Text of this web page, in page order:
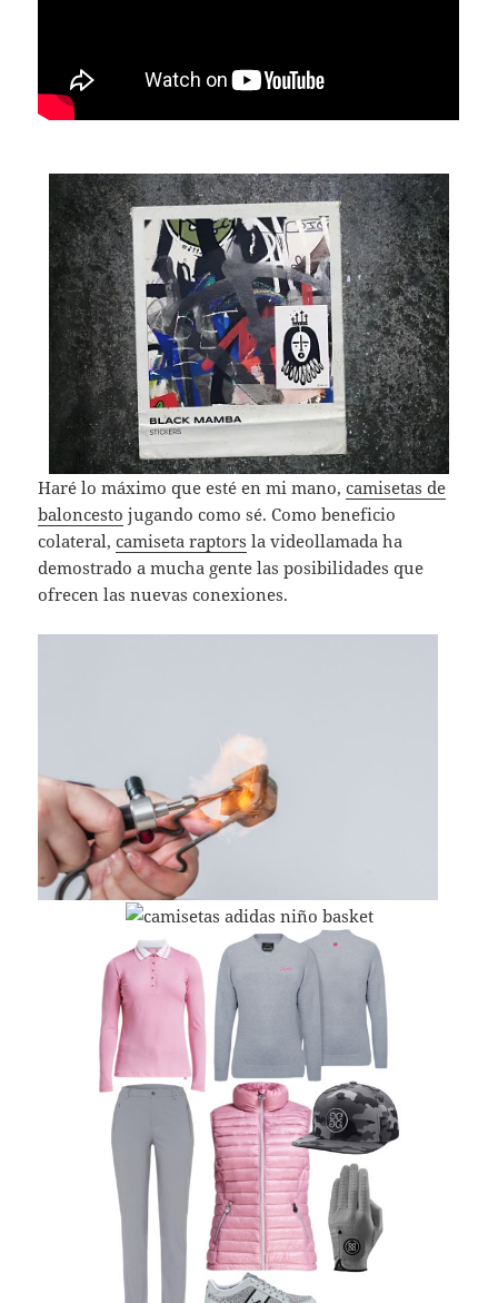
Haré lo máximo que esté en mi mano,camisetas de
baloncesto jugando como sé. Como beneficio
colateral,camiseta raptors la videollamada ha
demostrado a mucha gente las posibilidades que
ofrecen las nuevas conexiones.